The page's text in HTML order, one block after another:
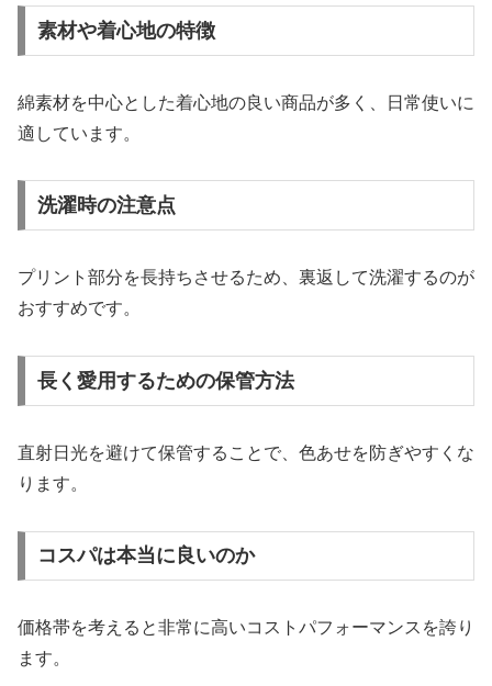
素材や着心地の特徴
綿素材を中心とした着心地の良い商品が多く、日常使いに
適しています。
洗濯時の注意点
プリント部分を長持ちさせるため、裏返して洗濯するのが
おすすめです。
長く愛用するための保管方法
直射日光を避けて保管することで、色あせを防ぎやすくな
ります。
コスパは本当に良いのか
価格帯を考えると非常に高いコストパフォーマンスを誇り
ます。